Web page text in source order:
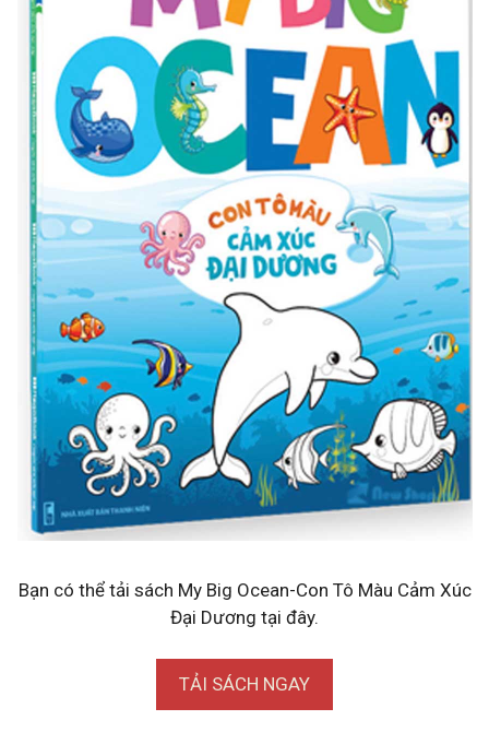
Bạn có thể tải sách My Big Ocean-Con Tô Màu Cảm Xúc
Đại Dương tại đây.
TẢI SÁCH NGAY